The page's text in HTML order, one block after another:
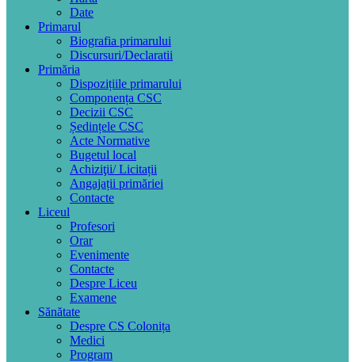
Date
Primarul
Biografia primarului
Discursuri/Declaratii
Primăria
Dispozițiile primarului
Componența CSC
Decizii CSC
Ședințele CSC
Acte Normative
Bugetul local
Achiziţii/ Licitații
Angajații primăriei
Contacte
Liceul
Profesori
Orar
Evenimente
Contacte
Despre Liceu
Examene
Sănătate
Despre CS Colonița
Medici
Program